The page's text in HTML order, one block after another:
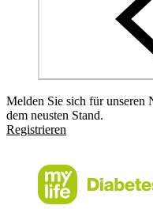
Melden Sie sich für unseren
dem neusten Stand.
Registrieren